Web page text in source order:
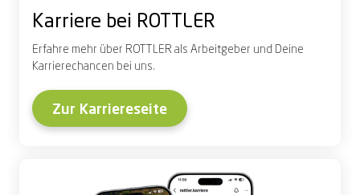
Karriere bei ROTTLER
Erfahre mehr über ROTTLER als Arbeitgeber und Deine
Karrierechancen bei uns.
Zur Karriereseite